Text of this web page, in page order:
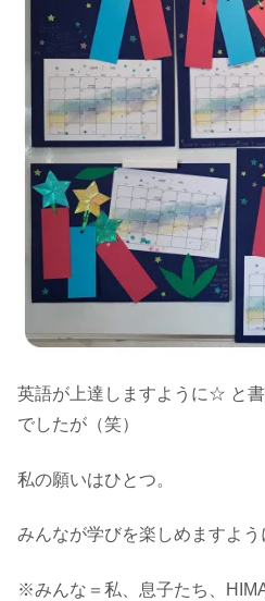
英語が上達しますように☆ と
でしたが（笑）
私の願いはひとつ。
みんなが学びを楽しめますよう
※みんな＝私、息子たち、